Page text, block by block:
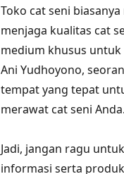
Toko cat seni
menjaga kualitas cat
medium khusus
Ani Yudhoyono,
tempat yang tepat
merawat cat seni
Jadi, jangan ragu
informasi serta